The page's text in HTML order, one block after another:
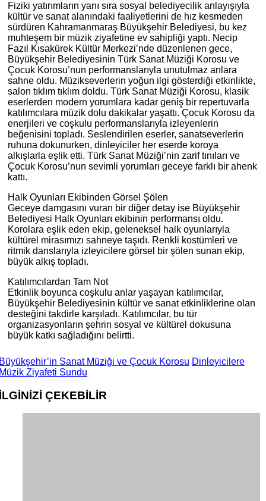
Fiziki yatırımların yanı sıra sosyal belediyecilik anlayışıyla
kültür ve sanat alanındaki faaliyetlerini de hız kesmeden
sürdüren Kahramanmaraş Büyükşehir Belediyesi, bu kez
muhteşem bir müzik ziyafetine ev sahipliği yaptı. Necip
Fazıl Kısakürek Kültür Merkezi’nde düzenlenen gece,
Büyükşehir Belediyesinin Türk Sanat Müziği Korosu ve
Çocuk Korosu’nun performanslarıyla unutulmaz anlara
sahne oldu. Müzikseverlerin yoğun ilgi gösterdiği etkinlikte,
salon tıklım tıklım doldu. Türk Sanat Müziği Korosu, klasik
eserlerden modern yorumlara kadar geniş bir repertuvarla
katılımcılara müzik dolu dakikalar yaşattı. Çocuk Korosu da
enerjileri ve coşkulu performanslarıyla izleyenlerin
beğenisini topladı. Seslendirilen eserler, sanatseverlerin
ruhuna dokunurken, dinleyiciler her eserde koroya
alkışlarla eşlik etti. Türk Sanat Müziği’nin zarif tınıları ve
Çocuk Korosu’nun sevimli yorumları geceye farklı bir ahenk
kattı.
Halk Oyunları Ekibinden Görsel Şölen
Geceye damgasını vuran bir diğer detay ise Büyükşehir
Belediyesi Halk Oyunları ekibinin performansı oldu.
Korolara eşlik eden ekip, geleneksel halk oyunlarıyla
kültürel mirasımızı sahneye taşıdı. Renkli kostümleri ve
ritmik danslarıyla izleyicilere görsel bir şölen sunan ekip,
büyük alkış topladı.
Katılımcılardan Tam Not
Etkinlik boyunca coşkulu anlar yaşayan katılımcılar,
Büyükşehir Belediyesinin kültür ve sanat etkinliklerine olan
desteğini takdirle karşıladı. Katılımcılar, bu tür
organizasyonların şehrin sosyal ve kültürel dokusuna
büyük katkı sağladığını belirtti.
Sanat Müziği ve Çocuk Korosu Dinleyicilere
Ziyafeti Sundu
ÇEKEBİLİR